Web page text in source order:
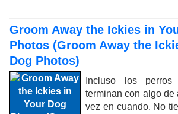
Groom Away the Ickies in
Photos (Groom Away the
Dog Photos)
Incluso los perros
terminan con algo de
vez en cuando. No